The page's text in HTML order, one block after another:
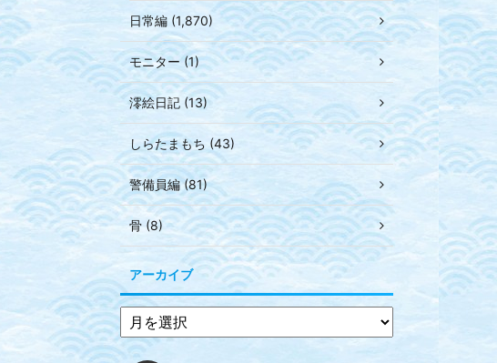
日常編 (1,870)
モニター (1)
澪絵日記 (13)
しらたまもち (43)
警備員編 (81)
骨 (8)
アーカイブ